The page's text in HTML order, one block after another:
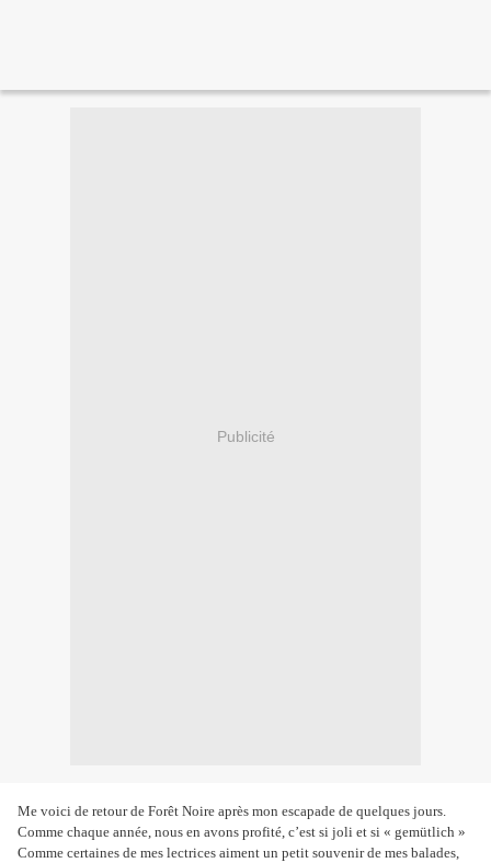
Publicité
Me voici de retour de Forêt Noire après mon escapade de quelques jours.
Comme chaque année, nous en avons profité, c’est si joli et si « gemütlich »
Comme certaines de mes lectrices aiment un petit souvenir de mes balades,